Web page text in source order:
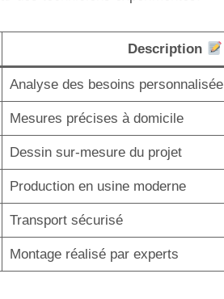
Description
Analyse des besoins personnalisée
Mesures précises à domicile
Dessin sur-mesure du projet
Production en usine moderne
Transport sécurisé
Montage réalisé par experts